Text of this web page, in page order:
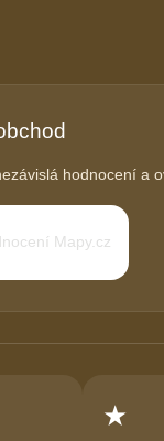
hodnocení a
★